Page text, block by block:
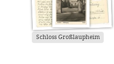
Schloss Großlaupheim